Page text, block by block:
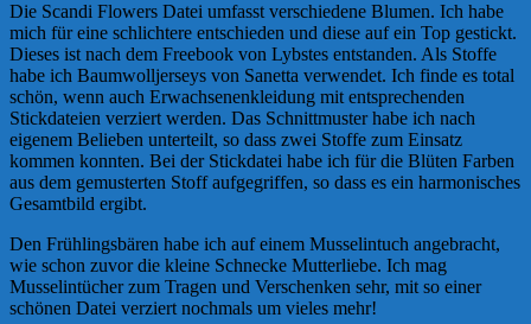
Die Scandi Flowers Datei umfasst verschiedene Blumen. Ich habe
mich für eine schlichtere entschieden und diese auf ein Top gestickt.
Dieses ist nach dem Freebook von Lybstes entstanden. Als Stoffe
habe ich Baumwolljerseys von Sanetta verwendet. Ich finde es total
schön, wenn auch Erwachsenenkleidung mit entsprechenden
Stickdateien verziert werden. Das Schnittmuster habe ich nach
eigenem Belieben unterteilt, so dass zwei Stoffe zum Einsatz
kommen konnten. Bei der Stickdatei habe ich für die Blüten Farben
aus dem gemusterten Stoff aufgegriffen, so dass es ein harmonisches
Gesamtbild ergibt.
Den Frühlingsbären habe ich auf einem Musselintuch angebracht,
wie schon zuvor die kleine Schnecke Mutterliebe. Ich mag
Musselintücher zum Tragen und Verschenken sehr, mit so einer
schönen Datei verziert nochmals um vieles mehr!